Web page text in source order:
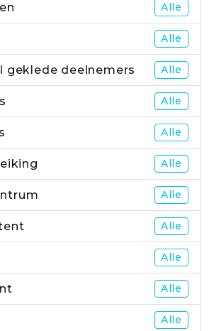
Alle
Alle
geklede deelnemers Alle
Alle
Alle
Alle
Alle
Alle
Alle
Alle
Alle